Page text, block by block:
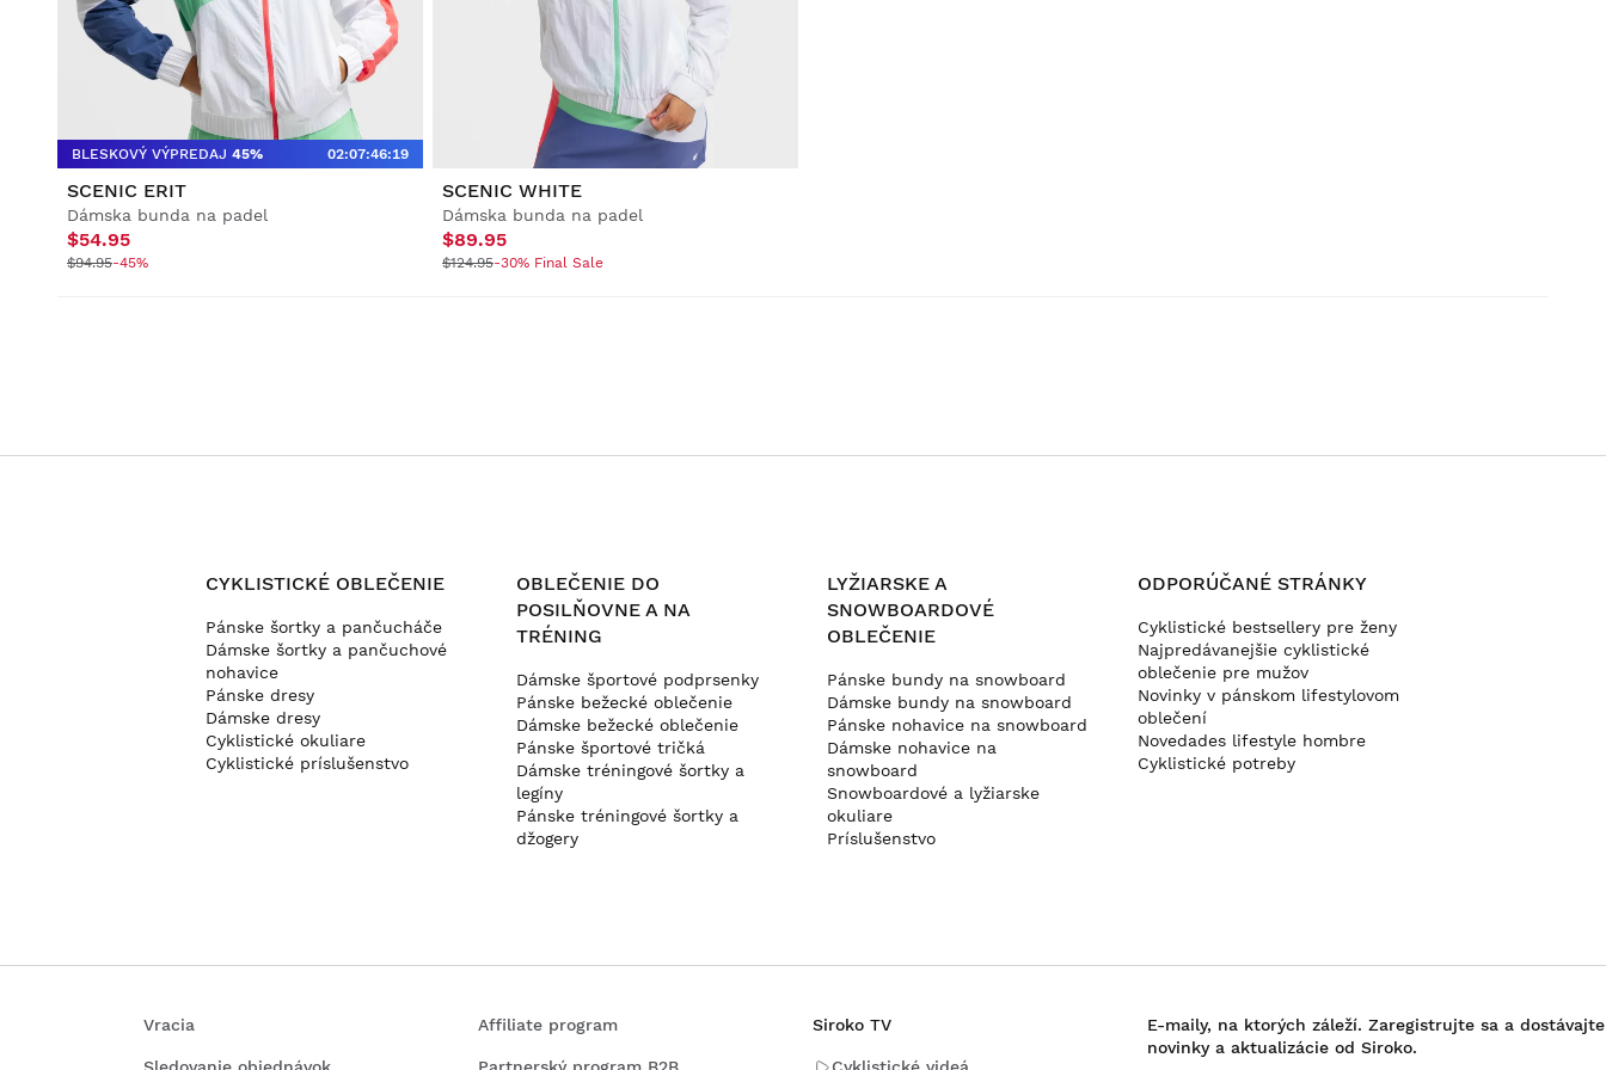
snowboarding
Životný štýl
Spolupráce
snowboarding
Životný štýl
Spolupráce
Futbal
BLESKOVÝ VÝPREDAJ 45% 02:07:46:18
SCENIC ERIT
Dámska bunda na padel
$54.95
$94.95-45%
SCENIC WHITE
Dámska bunda na padel
$89.95
$124.95-30% Final Sale
CYKLISTICKÉ OBLEČENIE
Pánske šortky a pančucháče
Dámske šortky a pančuchové
nohavice
Pánske dresy
Dámske dresy
Cyklistické okuliare
Cyklistické príslušenstvo
OBLEČENIE DO
POSILŇOVNE A NA
TRÉNING
Dámske športové podprsenky
Pánske bežecké oblečenie
Dámske bežecké oblečenie
Pánske športové tričká
Dámske tréningové šortky a
legíny
Pánske tréningové šortky a
džogery
LYŽIARSKE A
SNOWBOARDOVÉ
OBLEČENIE
Pánske bundy na snowboard
Dámske bundy na snowboard
Pánske nohavice na snowboard
Dámske nohavice na
snowboard
Snowboardové a lyžiarske
okuliare
Príslušenstvo
ODPORÚČANÉ STRÁNKY
Cyklistické bestsellery pre ženy
Najpredávanejšie cyklistické
oblečenie pre mužov
Novinky v pánskom lifestylovom
oblečení
Novedades lifestyle hombre
Cyklistické potreby
Vracia Affiliate program Siroko TV
E-maily, na ktorých záleží. Zaregistrujte sa a dostávajte
novinky a aktualizácie od Siroko.